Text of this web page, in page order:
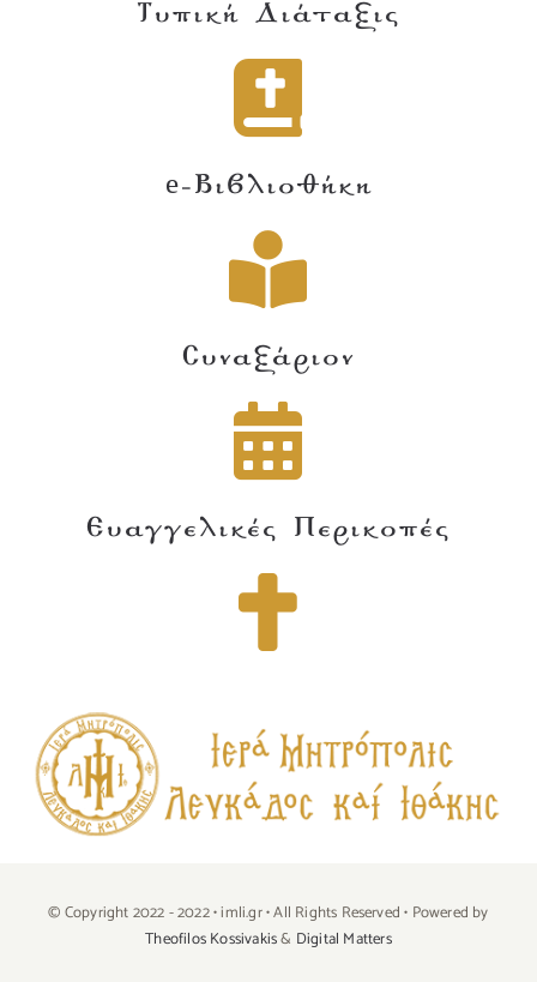
Τυπική Διάταξις
e-Βιβλιοθήκη
Συναξάριον
Ευαγγελικές Περικοπές
© Copyright 2022 - 2022 • imli.gr • All Rights Reserved • Powered by
Theofilos Kossivakis& Digital Matters